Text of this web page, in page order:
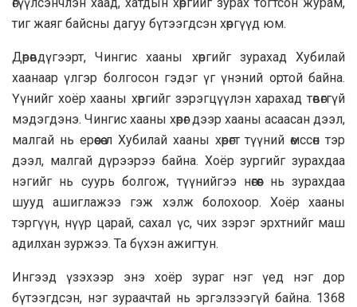
өгүүлсэнчлэн хаад, хатдын хөргийг зурах тогтсон журам,
тиг жаяг байсны дагуу бүтээгдсэн хөргүүд юм.
Дөрөвдүгээрт, Чингис хааны хөргийг зурахад Хубилай
хаанаар үлгэр болгосон гэдэг үг үнэний ортой байна.
Үүнийг хоёр хааны хөргийг зэрэгцүүлэн харахад төвөггүй
мэдэгдэнэ. Чингис хааны хөрөг дээр хааны асаасан дээл,
малгай нь ерөөсөө л Хубилай хааны хөрөгт түүний өмссөн тэр
дээл, малгай дүрээрээ байна. Хоёр зургийг зурахдаа
нэгийг нь суурь болгож, түүнийгээ нөгөөг нь зурахдаа
шууд ашиглажээ гэж хэлж болохоор. Хоёр хааны
тэргүүн, нүүр царай, сахал үс, чих зэрэг эрхтнийг маш
адилхан зуржээ. Та бүхэн ажигтун.
Ингээд үзэхээр энэ хоёр зураг нэг үед нэг дор
бүтээгдсэн, нэг зураачтай нь эргэлзээгүй байна. 1368